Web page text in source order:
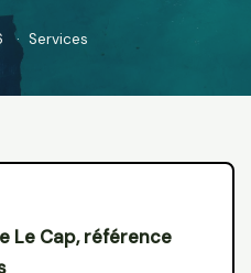
Services
Le Cap, référence